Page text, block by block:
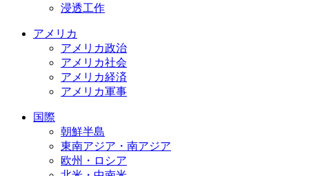
浸透工作
アメリカ
アメリカ政治
アメリカ社会
アメリカ経済
アメリカ軍事
国際
朝鮮半島
東南アジア・南アジア
欧州・ロシア